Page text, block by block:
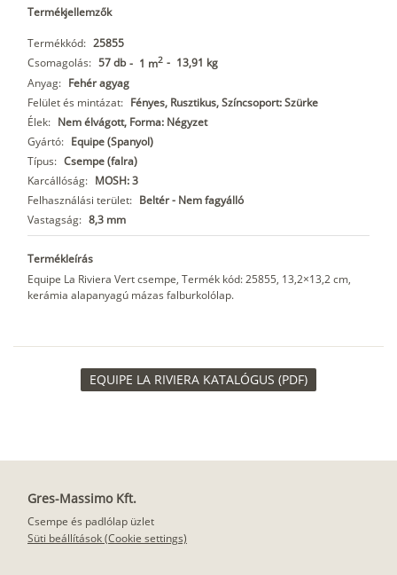
Termékjellemzők
Termékkód: 25855
Csomagolás: 57 db - 1 m2 - 13,91 kg
Anyag: Fehér agyag
Felület és mintázat: Fényes, Rusztikus, Színcsoport: Szürke
Élek: Nem élvágott, Forma: Négyzet
Gyártó: Equipe (Spanyol)
Típus: Csempe (falra)
Karcállóság: MOSH: 3
Felhasználási terület: Beltér - Nem fagyálló
Vastagság: 8,3 mm
Termékleírás
Equipe La Riviera Vert csempe, Termék kód: 25855, 13,2×13,2 cm,
kerámia alapanyagú mázas falburkolólap.
EQUIPE LA RIVIERA KATALÓGUS (PDF)
Gres-Massimo Kft.
Csempe és padlólap üzlet
Süti beállítások (Cookie settings)